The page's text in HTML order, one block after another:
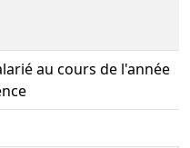
au cours de l'année